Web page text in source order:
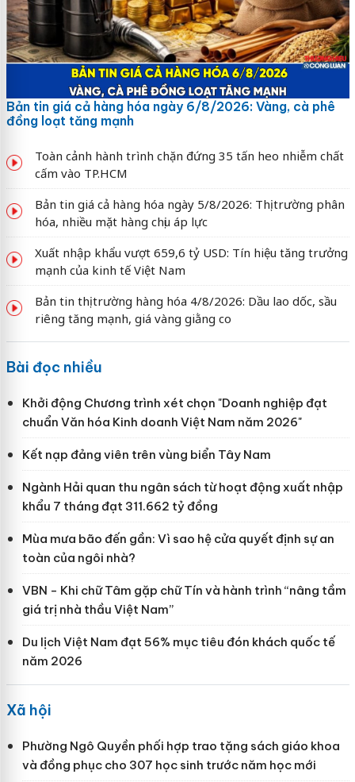
Bản tin giá cả hàng hóa ngày 6/8/2026: Vàng, cà phê
đồng loạt tăng mạnh
Toàn cảnh hành trình chặn đứng 35 tấn heo nhiễm chất
cấm vào TP.HCM
Bản tin giá cả hàng hóa ngày 5/8/2026: Thị trường phân
hóa, nhiều mặt hàng chịu áp lực
Xuất nhập khẩu vượt 659,6 tỷ USD: Tín hiệu tăng trưởng
mạnh của kinh tế Việt Nam
Bản tin thị trường hàng hóa 4/8/2026: Dầu lao dốc, sầu
riêng tăng mạnh, giá vàng giằng co
Bài đọc nhiều
Khởi động Chương trình xét chọn "Doanh nghiệp đạt
chuẩn Văn hóa Kinh doanh Việt Nam năm 2026"
Kết nạp đảng viên trên vùng biển Tây Nam
Ngành Hải quan thu ngân sách từ hoạt động xuất nhập
khẩu 7 tháng đạt 311.662 tỷ đồng
Mùa mưa bão đến gần: Vì sao hệ cửa quyết định sự an
toàn của ngôi nhà?
VBN - Khi chữ Tâm gặp chữ Tín và hành trình “nâng tầm
giá trị nhà thầu Việt Nam”
Du lịch Việt Nam đạt 56% mục tiêu đón khách quốc tế
năm 2026
Xã hội
Phường Ngô Quyền phối hợp trao tặng sách giáo khoa
và đồng phục cho 307 học sinh trước năm học mới